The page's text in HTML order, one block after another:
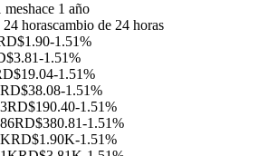
meshace 1 año
24 horascambio de 24 horas
-1.51%
-1.51%
-1.51%
RD$38.08-1.51%
RD$190.40-1.51%
RD$380.81-1.51%
RD$1.90K-1.51%